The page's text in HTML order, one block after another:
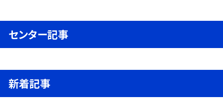
センター記事
新着記事